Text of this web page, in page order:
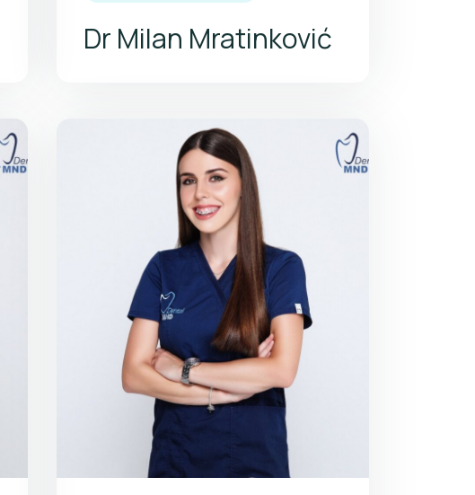
Dr Milan Mratinković
Završila Srednju Medicinsku školu u
Požarevcu na smeru zubni protetičar,
2018. godine.
Potom upisuje Visoku zdravstvenu
školu strukovnih studija u Beogradu na
smeru strukovni zubni protetičar i
završava je 2022. godine.
Kao menadžer ordinacije, zajedno sa
dentalnim asistentom, zadužena je da
omogući termin i pripremi pacijenta za
dolazak u ordinaciju, kao i da pruži sve
potrebne informacije (snimci, uputi i
slično) kako bi doktor što lakše